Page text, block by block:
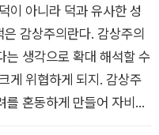
란다. 그런 어려움을 감당
상에서 친구보다 더 귀중
구나.
” _2002년 10월 27일
이 아니라 덕과 유사한 성
감상주의란다. 감상주의
는 생각으로 확대 해석할 수
게 위협하게 되지. 감상주
혼동하게 만들어 자비를
알리는 우리의 제스처가